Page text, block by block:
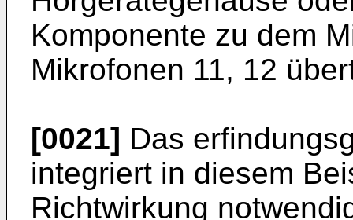
Komponente zu dem
Mikrofonen 11, 12
[0021] Das
integriert in diesem
Richtwirkung